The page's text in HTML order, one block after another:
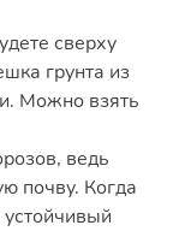
сверху
грунта из
Можно взять
ведь
почву. Когда